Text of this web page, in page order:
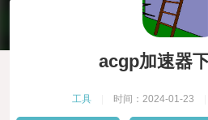
acgp加速器
工具 时间：2024-01-23